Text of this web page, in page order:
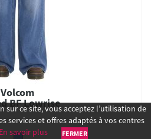
Volcom
BF Lowrise
ce site, vous acceptez l’utilisation de
services et offres adaptés à vos centres
En savoir plus FERMER